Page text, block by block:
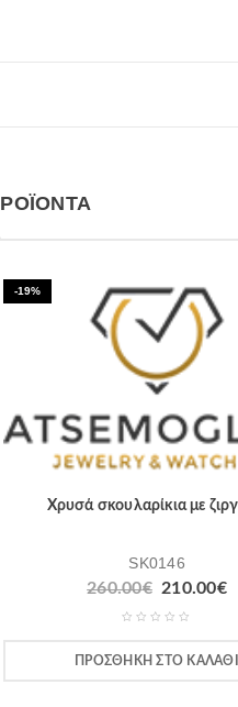
-19%
Χρυσά σκουλαρίκια με
SK0146
260.00€ 210.00€
ΠΡΟΣΘΉΚΗ ΣΤΟ ΚΑΛΆΘΙ